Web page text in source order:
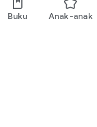
Buku Anak-anak